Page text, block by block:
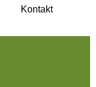
Kontakt